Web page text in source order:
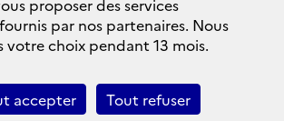
proposer des services
par nos partenaires. Nous
votre choix pendant 13 mois.
accepter Tout refuser
Tout refuser